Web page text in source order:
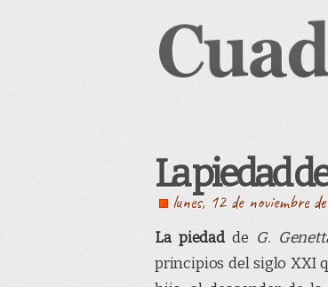
La piedad
lunes, 12 de noviembre
La piedadde G.
principios del siglo XXI